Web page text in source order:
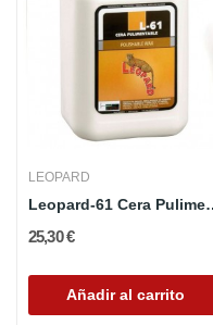
LEOPARD
Leopard-
25,30 €
Añadir al carrito